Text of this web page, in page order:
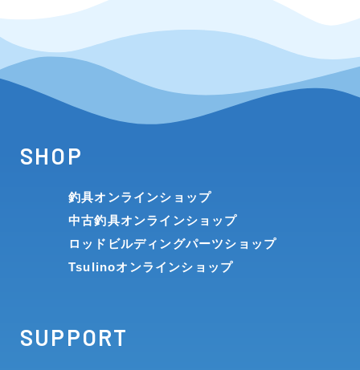
SHOP
釣具オンラインショップ
中古釣具オンラインショップ
ロッドビルディングパーツショップ
Tsulinoオンラインショップ
SUPPORT